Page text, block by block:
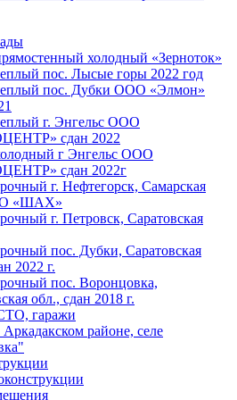
холодный «Зерноток»
пос. Лысые горы 2022 год
пос. Дубки ООО «Элмон»
г. Энгельс ООО
сдан 2022
г Энгельс ООО
сдан 2022г
г. Нефтегорск, Самарская
«ШАХ»
г. Петровск, Саратовская
пос. Дубки, Саратовская
2022 г.
пос. Воронцовка,
обл., сдан 2018 г.
гаражи
районе, селе